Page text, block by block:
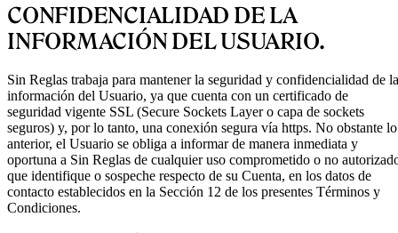
CONFIDENCIALIDAD DE LA
INFORMACIÓN DEL USUARIO.
Sin Reglas trabaja para mantener la seguridad y confidencialidad de la
información del Usuario, ya que cuenta con un certificado de
seguridad vigente SSL (Secure Sockets Layer o capa de sockets
seguros) y, por lo tanto, una conexión segura vía https. No obstante lo
anterior, el Usuario se obliga a informar de manera inmediata y
oportuna a Sin Reglas de cualquier uso comprometido o no
que identifique o sospeche respecto de su Cuenta, en los datos de
contacto establecidos en la Sección 12 de los presentes Términos y
Condiciones.